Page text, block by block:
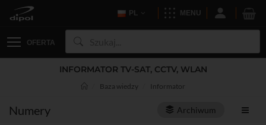
PL MENU
OFERTA
INFORMATOR TV-SAT, CCTV, WLAN
Baza wiedzy Informator
Numery Archiwum